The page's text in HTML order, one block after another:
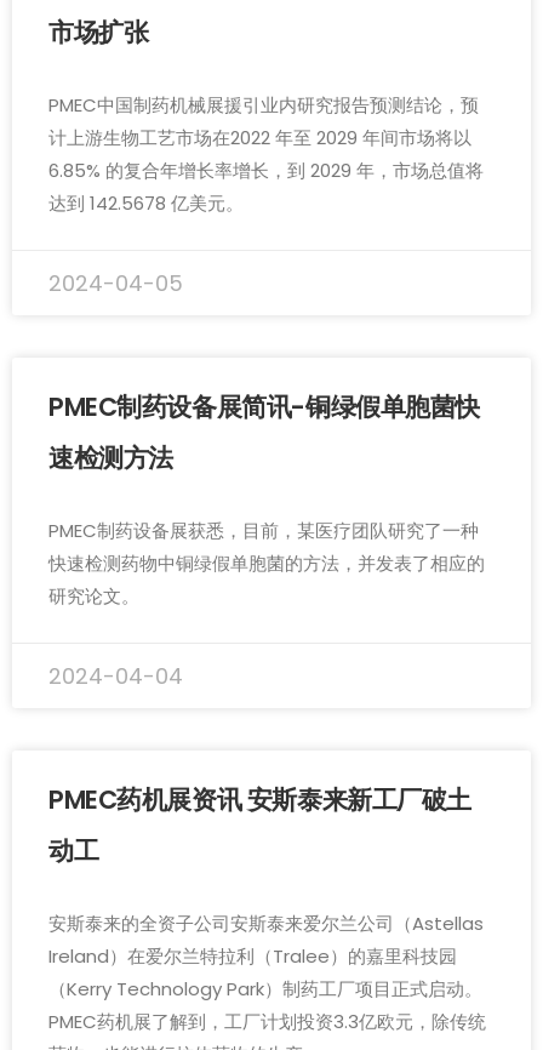
市场扩张
PMEC中国制药机械展援引业内研究报告预测结论，预
计上游生物工艺市场在2022 年至 2029 年间市场将以
6.85% 的复合年增长率增长，到 2029 年，市场总值将
达到 142.5678 亿美元。
2024-04-05
PMEC制药设备展简讯-铜绿假单胞菌快
速检测方法
PMEC制药设备展获悉，目前，某医疗团队研究了一种
快速检测药物中铜绿假单胞菌的方法，并发表了相应的
研究论文。
2024-04-04
PMEC药机展资讯 安斯泰来新工厂破土
动工
安斯泰来的全资子公司安斯泰来爱尔兰公司（Astellas
Ireland）在爱尔兰特拉利（Tralee）的嘉里科技园
（Kerry Technology Park）制药工厂项目正式启动。
PMEC药机展了解到，工厂计划投资3.3亿欧元，除传统